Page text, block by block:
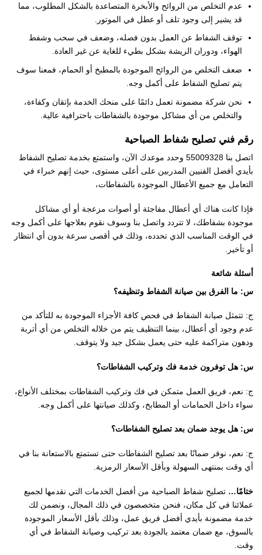
عدم التخلص من الروائح والأبخرة المتصاعدة بالشكل المطلوب، مما
قد يشير إلى وجود تلف أو عطل في الموتور.
توقف الشفاط عن العمل بدون فصله، وضعف في سحب وشفط
الهواء، ودوران الريشة بشكل بطيء للغاية عن غير العادة.
ضعف التخلص من الروائح الموجودة بالمطبخ أو الحمام، فمعنا سوف
يتم تصليح الشفاط على أكمل وجه.
نحن شركة مضمونة تعمل دائمًا على منحك الخدمة بإتقان وكفاءة،
والتخلص من أي مشاكل موجودة بالشفاطات باحترافية عالية.
رقم فني تصليح شفاط الصباحية
اتصل بنا 55009328 وحدد موعدك الآن، واستمتع بخدمة تصليح الشفاط
بأيدي أفضل الفنيين المدربين على أعلى مستوى، حيث إنهم خبراء في
التعامل مع جميع الأعطال الموجودة بالشفاطات،
فإذا كانت هناك أي أعطال مفاجئة أو أصوات مزعجة أو أي مشاكل
موجودة بشفاطك، لا تتردد واتصل بنا وسوف نقوم بعلاجها على أكمل وجه
في الوقت المناسب الذي تحدده، وذلك في أقصى سرعة بدون أي انتظار
أو تأخير.
أسئلة شائعة
س: ما الفرق بين صيانة الشفاط وتنظيفه؟
ج: تتمثل صيانة الشفاط في فحص كافة الأجزاء الموجودة به للتأكد من
عدم وجود أي أعطال، بينما التنظيف يتم من خلاله التخلص من أي أتربة
ودهون متراكمة عليه حتى يعمل بشكل جيد ولا يتوقف.
س: هل توفرون خدمة فك وتركيب الشفاطات؟
ج: نعم، فريق العمل متمكن في فك وتركيب الشفاطات بمختلف الأنواع،
سواء داخل الحمامات أو المطابخ، وكذلك صيانتها على أكمل وجه.
س: هل يوجد ضمان بعد تصليح الشفاطات؟
ج: نعم، نوفر ضمانًا بعد تصليح الشفاطات حتى تستمتع بالاستعانة بنا في
أي وقت بمنتهى السهولة وبأقل الأسعار الرمزية.
ختامًا… تصليح شفاط الصباحية من أفضل الخدمات التي نقدمها لجميع
عملائنا في كل مكان، فنحن متخصصون في ذلك المجال، ونضمن لك
خدمة مضمونة بأيدي أفضل فريق عمل، وذلك بأقل الأسعار الموجودة
بالسوق، مع ضمان معتمد بالجودة بعد تركيب وصيانة الشفاط في أي
وقت.